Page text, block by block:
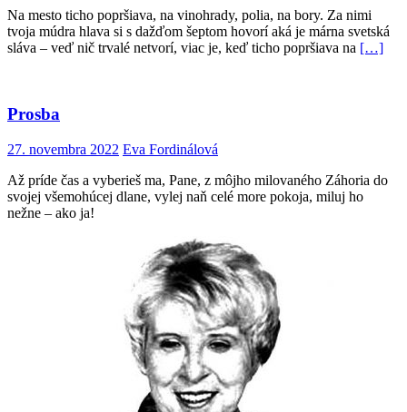
Na mesto ticho popršiava, na vinohrady, polia, na bory. Za nimi
tvoja múdra hlava si s dažďom šeptom hovorí aká je márna svetská
sláva – veď nič trvalé netvorí, viac je, keď ticho popršiava na […]
Prosba
27. novembra 2022 Eva Fordinálová
Až príde čas a vyberieš ma, Pane, z môjho milovaného Záhoria do
svojej všemohúcej dlane, vylej naň celé more pokoja, miluj ho
nežne – ako ja!